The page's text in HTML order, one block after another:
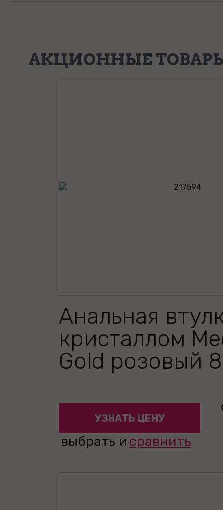
АКЦИОННЫЕ
Анальная
кристаллом
Gold розовый
УЗНАТЬ ЦЕНУ
выбрать и сравнить